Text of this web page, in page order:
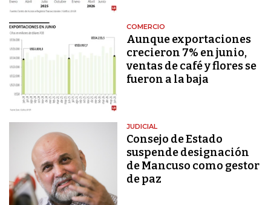
COMERCIO
Aunque exportaciones
crecieron 7% en junio,
ventas de café y flores se
fueron a la baja
JUDICIAL
Consejo de Estado
suspende designación
de Mancuso como gestor
de paz